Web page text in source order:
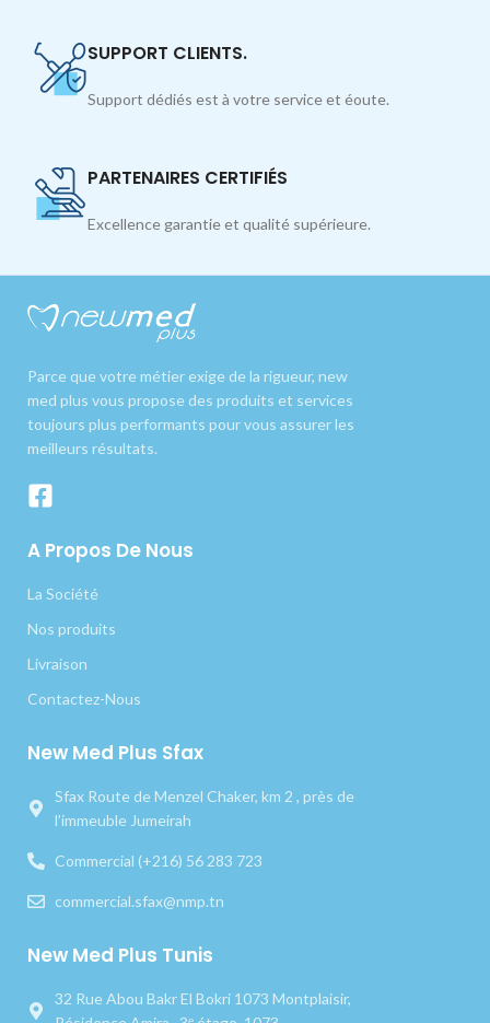
SUPPORT CLIENTS.
Support dédiés est à votre service et éoute.
PARTENAIRES CERTIFIÉS
Excellence garantie et qualité supérieure.
Parce que votre métier exige de la rigueur, new
med plus vous propose des produits et services
toujours plus performants pour vous assurer les
meilleurs résultats.
A Propos De Nous
La Société
Nos produits
Livraison
Contactez-Nous
New Med Plus Sfax
Sfax Route de Menzel Chaker, km 2 , près de
l’immeuble Jumeirah
Commercial (+216) 56 283 723
commercial.sfax@nmp.tn
New Med Plus Tunis
32 Rue Abou Bakr El Bokri 1073 Montplaisir,